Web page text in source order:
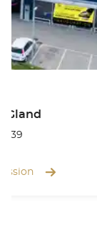
Gland
39